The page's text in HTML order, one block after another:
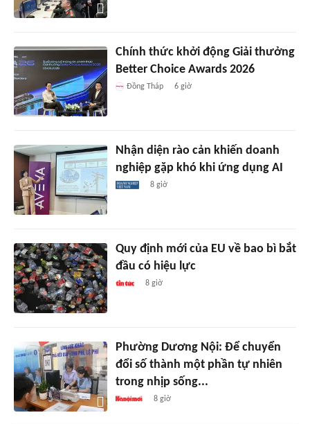
Chính thức khởi động Giải thưởng
Better Choice Awards 2026
Đồng Tháp 6 giờ
Nhận diện rào cản khiến doanh
nghiệp gặp khó khi ứng dụng AI
8 giờ
Quy định mới của EU về bao bì bắt
đầu có hiệu lực
8 giờ
Phường Dương Nội: Để chuyển
đổi số thành một phần tự nhiên
trong nhịp sống...
8 giờ